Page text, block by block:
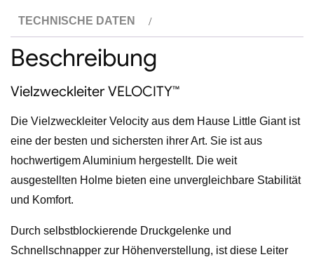
TECHNISCHE DATEN
Beschreibung
Vielzweckleiter VELOCITY™
Die Vielzweckleiter Velocity aus dem Hause Little Giant ist
eine der besten und sichersten ihrer Art. Sie ist aus
hochwertigem Aluminium hergestellt. Die weit
ausgestellten Holme bieten eine unvergleichbare Stabilität
und Komfort.
Durch selbstblockierende Druckgelenke und
Schnellschnapper zur Höhenverstellung, ist diese Leiter